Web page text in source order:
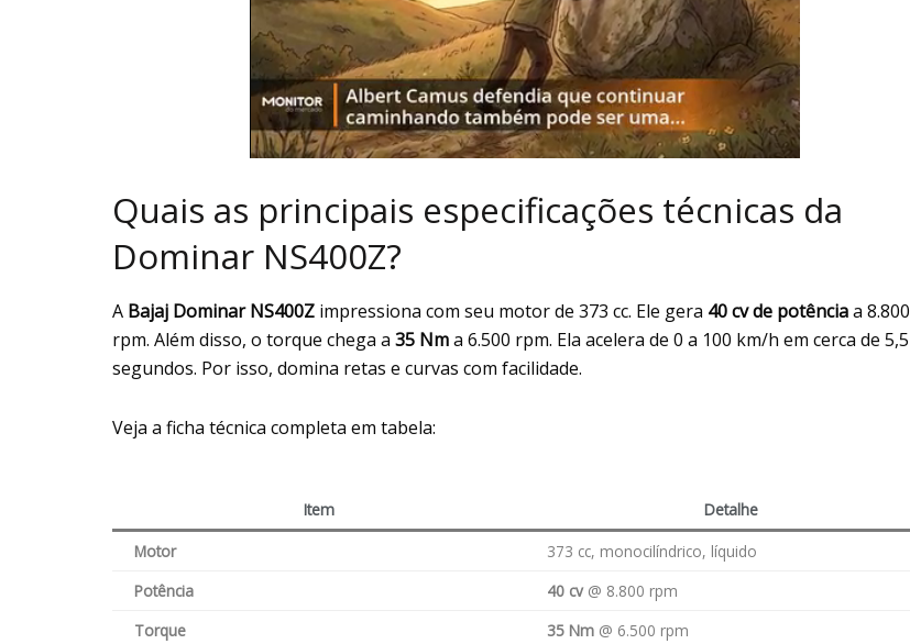
Quais as principais especificações técnicas da
Dominar NS400Z?
A Bajaj Dominar NS400Z impressiona com seu motor de 373 cc. Ele gera 40 cv de potênciaa 8.800
rpm. Além disso, o torque chega a 35 Nma 6.500 rpm. Ela acelera de 0 a 100 km/h em cerca de 5,5
segundos. Por isso, domina retas e curvas com facilidade.
Veja a ficha técnica completa em tabela:
Item
Detalhe
Motor
373 cc, monocilíndrico, líquido
Potência
40 cv@ 8.800 rpm
Torque
35 Nm @ 6.500 rpm